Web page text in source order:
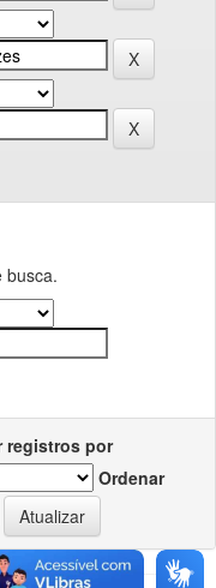
busca.
registros por
Ordenar